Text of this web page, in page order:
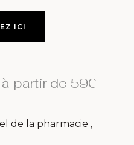
ICI
à partir de 59€
de la pharmacie ,